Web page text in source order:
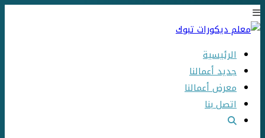
الرئيسية
جديد أعمالنا
معرض أعمالنا
اتصل بنا